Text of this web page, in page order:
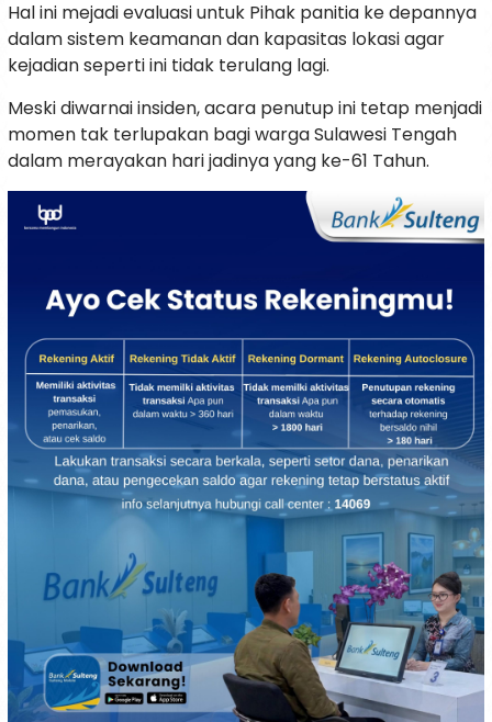
Hal ini mejadi evaluasi untuk Pihak panitia ke depannya
dalam sistem keamanan dan kapasitas lokasi agar
kejadian seperti ini tidak terulang lagi.
Meski diwarnai insiden, acara penutup ini tetap menjadi
momen tak terlupakan bagi warga Sulawesi Tengah
dalam merayakan hari jadinya yang ke-61 Tahun.